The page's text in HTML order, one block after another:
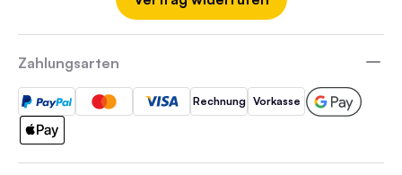
Zahlungsarten
Rechnung Vorkasse